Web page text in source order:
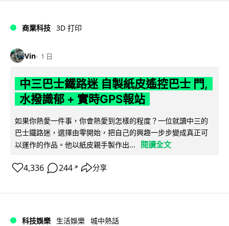
商業科技 3D 打印
Vin 1 日
中三巴士鐵路迷 自製紙皮遙控巴士 門,
水撥識郁 + 實時GPS報站
如果你熱愛一件事，你會熱愛到怎樣的程度？一位就讀中三的
巴士鐵路迷，選擇由零開始，把自己的興趣一步步變成真正可
以運作的作品。他以紙皮親手製作出...
閱讀全文
4,336 244 ↗ 分享
科技娛樂 生活娛樂 城中熱話